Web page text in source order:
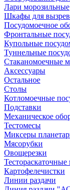
Лари морозильные
Шкафы для
Посудомоечное
Фронтальные
Купольные
Туннельные
Стаканомоечные
Аксессуары
Остальное
Столы
Котломоечные
Подставки
Механическое
Тестомесы
Миксеры
Мясорубки
Овощерезки
Картофелечистки
Линии раздачи